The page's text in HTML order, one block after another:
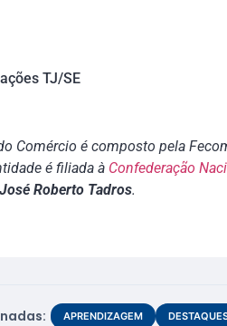
TJ/SE
Comércio é composto pela
é filiada à Confederação
José Roberto Tadros.
APRENDIZAGEM